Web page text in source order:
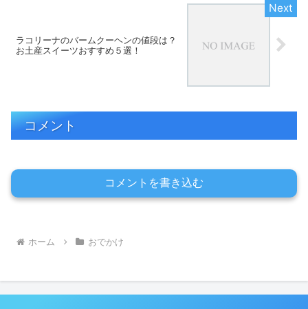
ラコリーナのバームクーヘンの値段は？
お土産スイーツおすすめ５選！
コメント
コメントを書き込む
ホーム おでかけ